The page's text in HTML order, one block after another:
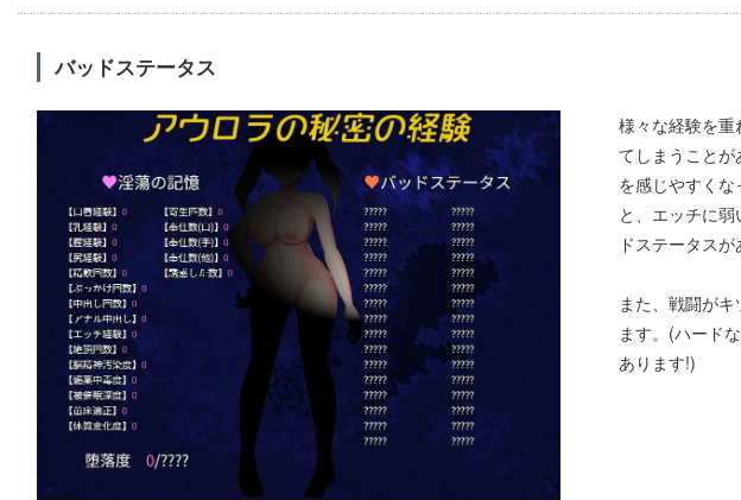
バッドステータス
様々な経験を
てしまうこと
を感じやすく
と、エッチに
ドステータス
また、戦闘が
ます。(ハード
あります!)